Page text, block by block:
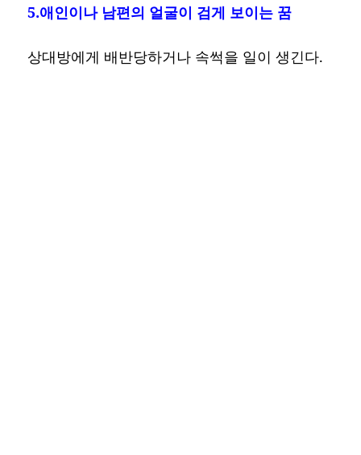
5.애인이나 남편의 얼굴이 검게 보이는 꿈
상대방에게 배반당하거나 속썩을 일이 생긴다.